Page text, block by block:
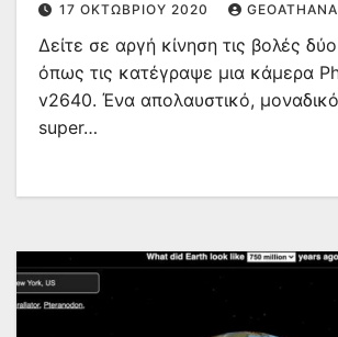
17 ΟΚΤΩΒΡΊΟΥ 2020
Δείτε σε αργή κίνηση τις βολές
όπως τις κατέγραψε μια κάμερα
v2640. Ένα απολαυστικό,
super…